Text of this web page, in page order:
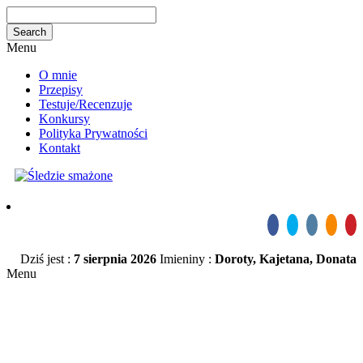
Menu
O mnie
Przepisy
Testuje/Recenzuje
Konkursy
Polityka Prywatności
Kontakt
Dziś jest : 7 sierpnia 2026 Imieniny : Doroty, Kajetana, Donata
Menu